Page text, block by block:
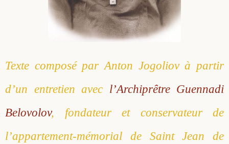
Texte composé par Anton Jogoliov à partir
d’un entretien avec l’Archiprêtre Guennadi
Belovolov, fondateur et conservateur de
l’appartement-mémorial de Saint Jean de